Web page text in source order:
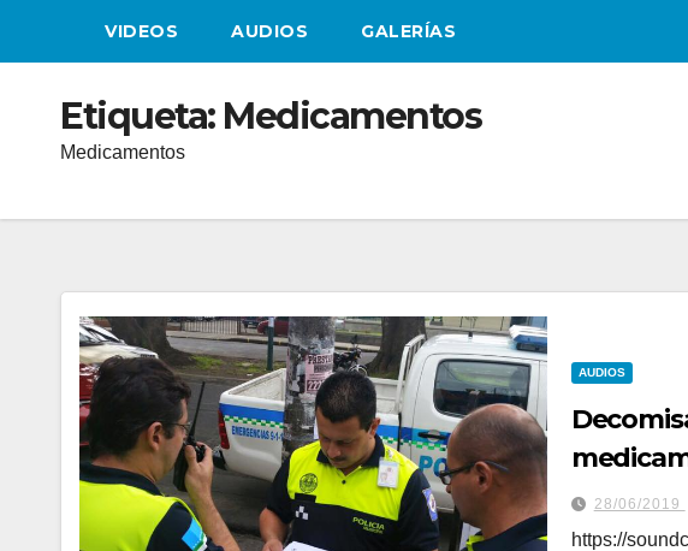
VIDEOS AUDIOS GALERÍAS
Etiqueta: Medicamentos
Medicamentos
AUDIOS
José
28/06/2019
https://